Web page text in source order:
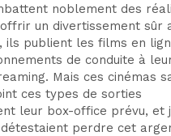
noblement des
un divertissement sûr
ils publient les films en
de conduite à
Mais ces cinémas
ces types de sorties
leur box-office prévu, et
perdre cet